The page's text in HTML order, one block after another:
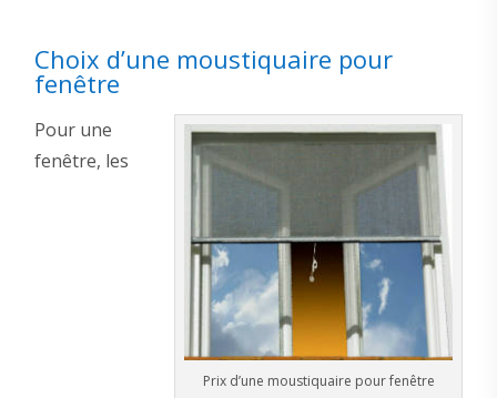
Choix d’une moustiquaire pour
fenêtre
Prix d’une moustiquaire pour fenêtre
Pour une
fenêtre, les